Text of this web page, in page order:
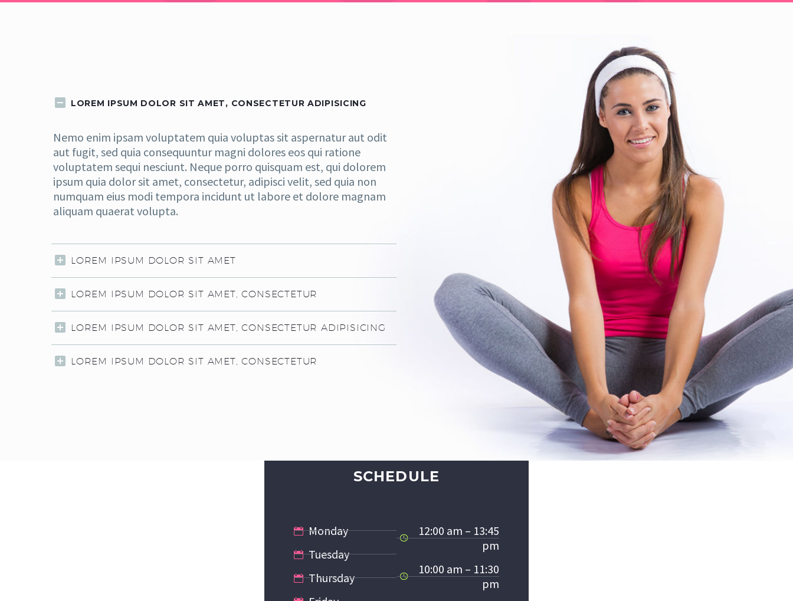
LOREM IPSUM DOLOR SIT AMET, CONSECTETUR ADIPISICING
Nemo enim ipsam voluptatem quia voluptas sit aspernatur aut odit
aut fugit, sed quia consequuntur magni dolores eos qui ratione
voluptatem sequi nesciunt. Neque porro quisquam est, qui dolorem
ipsum quia dolor sit amet, consectetur, adipisci velit, sed quia non
numquam eius modi tempora incidunt ut labore et dolore magnam
aliquam quaerat volupta.
LOREM IPSUM DOLOR SIT AMET
LOREM IPSUM DOLOR SIT AMET, CONSECTETUR
LOREM IPSUM DOLOR SIT AMET, CONSECTETUR ADIPISICING
LOREM IPSUM DOLOR SIT AMET, CONSECTETUR
SCHEDULE
Monday
Tuesday
Thursday
12:00 am – 13:45
pm
10:00 am – 11:30
pm